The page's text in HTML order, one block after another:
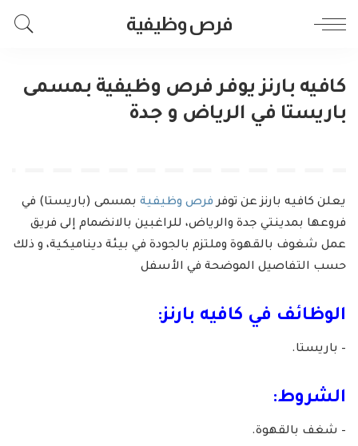
فرص وظيفية
كافيه بارنز يوفر فرص وظيفية بمسمى
باريستا في الرياض و جدة
يعلن كافيه بارنز عن توفرفرص وظيفية بمسمى (باريستا) في
فروعها بمدينتي جدة والرياض، للراغبين بالانضمام إلى فريق
عمل شغوف بالقهوة وملتزم بالجودة في بيئة ديناميكية، و ذلك
حسب التفاصيل الموضحة في الأسفل
الوظائف في كافيه بارنز:
– باريستا.
الشروط:
– شغف بالقهوة.